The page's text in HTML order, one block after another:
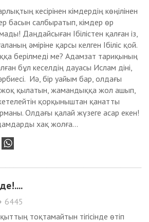
кесірінен кімдердің көңілінен
басын салбыратып, кімдер өр
Даңдайсыған Ібілістен қалған із,
әміріне қарсы келген Ібіліс қой.
берілмеді ме? Адамзат тариқының
бұл кеселдің дауасы Ислам діні,
Иә, бір уайым бар, олдағы
жоқ қылатын, жамандыққа жол ашып,
қорқыныштан қанатты
Олдағы қалай жүзеге асар екен!
хақ жолға...
6445
тоқтамайтын тігісінде өтіп